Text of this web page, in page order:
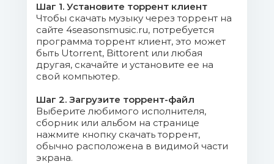
006. Music Lab Collective,
Valentina Lisitsa - Tiersen_ Comptine d’un
autre été_ L’après-midi.mp3 (6.07 Mb)
007. Yann Tiersen - I've Never Been
There (из фильма «Амели»).mp3 (3.76 Mb)
008. Egor Grushin - Charming
Smile.mp3 (7.24 Mb)
Шаг 1. Установите торрент клиент
Чтобы скачать музыку через торрент на
сайте 4seasonsmusic.ru, потребуется
программа торрент клиент, это может
быть Utorrent, Bittorent или любая
другая, скачайте и установите ее на
свой компьютер.
Шаг 2. Загрузите торрент-файл
Выберите любимого исполнителя,
сборник или альбом на странице
нажмите кнопку скачать торрент,
обычно расположена в видимой части
экрана.